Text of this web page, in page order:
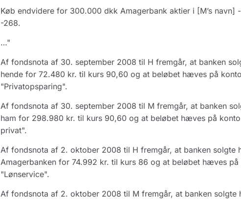
Køb endvidere for 300.000 dkk Amagerbank aktier i [M’s
-268.
…"
Af fondsnota af 30. september 2008 til H fremgår, at banken
hende for 72.480 kr. til kurs 90,60 og at beløbet hæves på
"Privatopsparing".
Af fondsnota af 30. september 2008 til M fremgår, at banken
ham for 298.980 kr. til kurs 90,60 og at beløbet hæves på
privat".
Af fondsnota af 2. oktober 2008 til H fremgår, at banken solgte
Amagerbanken for 74.992 kr. til kurs 86 og at beløbet hæves
"Lønservice".
Af fondsnota af 2. oktober 2008 til M fremgår, at banken solgte